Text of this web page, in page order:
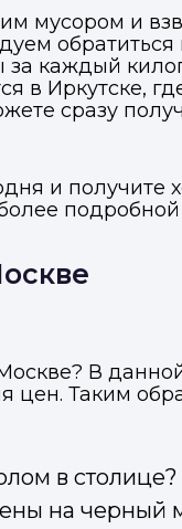
номер телефона.
сайте
сайте
мусором и
каждый
в Иркутске,
сразу
и получите
В
цен. Таким
в
на черный